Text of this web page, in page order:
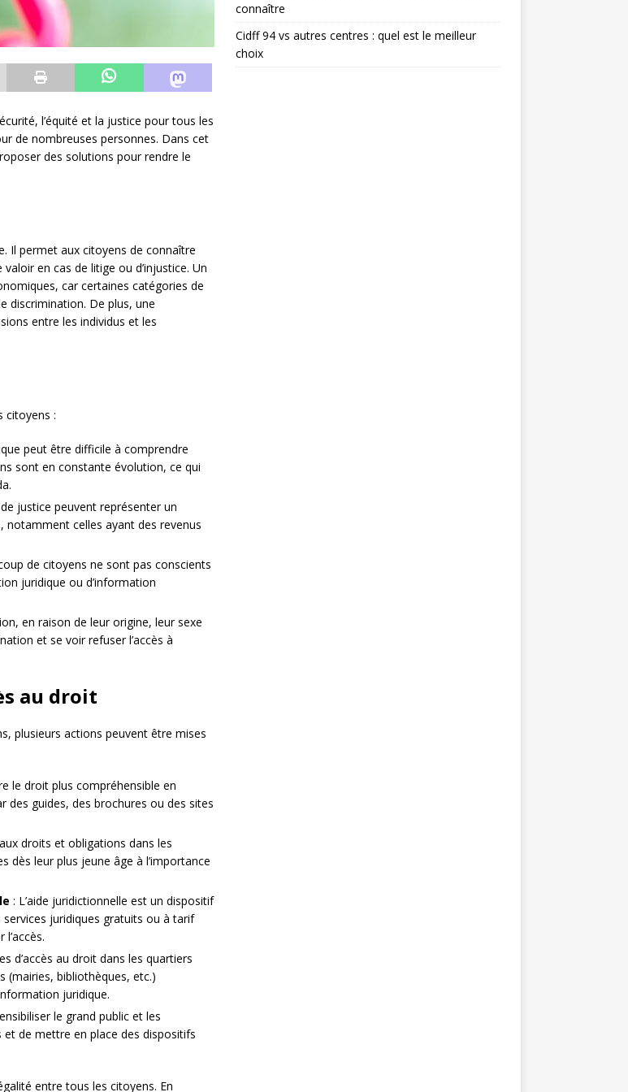
l’équité et la justice pour tous les
de nombreuses personnes. Dans cet
des solutions pour rendre le
Il permet aux citoyens de connaître
en cas de litige ou d’injustice. Un
car certaines catégories de
discrimination. De plus, une
entre les individus et les
citoyens :
peut être difficile à comprendre
sont en constante évolution, ce qui
justice peuvent représenter un
celles ayant des revenus
de citoyens ne sont pas conscients
juridique ou d’information
en raison de leur origine, leur sexe
et se voir refuser l’accès à
au droit
plusieurs actions peuvent être mises
le droit plus compréhensible en
des guides, des brochures ou des sites
droits et obligations dans les
dès leur plus jeune âge à l’importance
: L’aide juridictionnelle est un dispositif
juridiques gratuits ou à tarif
d’accès au droit dans les quartiers
(mairies, bibliothèques, etc.)
juridique.
le grand public et les
de mettre en place des dispositifs
entre tous les citoyens. En
connaître
Cidff 94 vs autres centres : quel est le meilleur
choix